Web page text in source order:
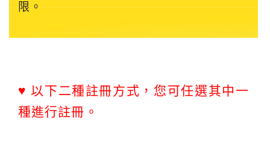
限。
♥ 以下二種註冊方式，您可任選其中一
種進行註冊。